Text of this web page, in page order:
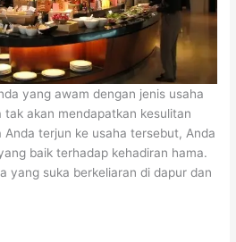
yang awam dengan jenis usaha
tak akan mendapatkan kesulitan
Anda terjun ke usaha tersebut, Anda
baik terhadap kehadiran hama.
yang suka berkeliaran di dapur dan